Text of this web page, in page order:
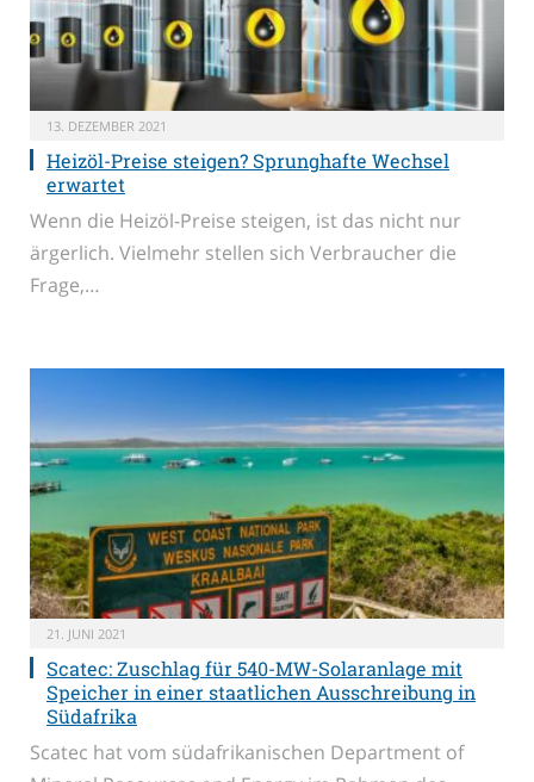
13. DEZEMBER 2021
Heizöl-Preise steigen? Sprunghafte Wechsel
erwartet
Wenn die Heizöl-Preise steigen, ist das nicht nur
ärgerlich. Vielmehr stellen sich Verbraucher die
Frage,…
21. JUNI 2021
Scatec: Zuschlag für 540-MW-Solaranlage mit
Speicher in einer staatlichen Ausschreibung in
Südafrika
Scatec hat vom südafrikanischen Department of